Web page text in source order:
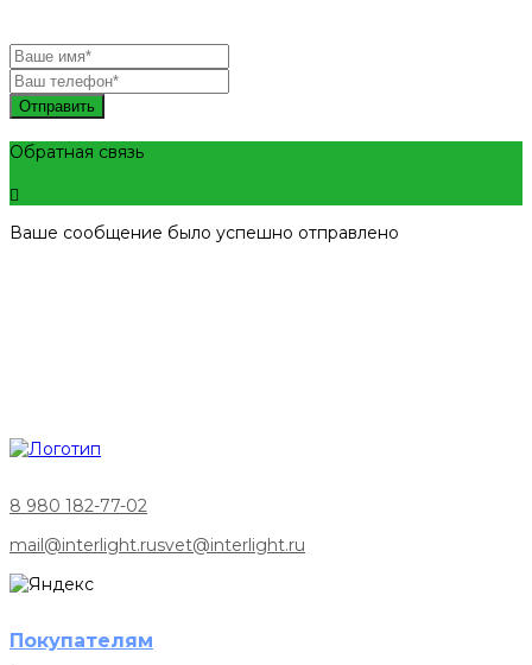
Отправить
Обратная связь
Ваше сообщение было успешно отправлено
8 980 182-77-02
mail@interlight.rusvet@interlight.ru
Покупателям